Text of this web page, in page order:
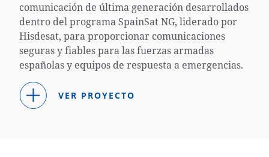
comunicación de última generación desarrollados
dentro del programa SpainSat NG, liderado por
Hisdesat, para proporcionar comunicaciones
seguras y fiables para las fuerzas armadas
españolas y equipos de respuesta a emergencias.
VER PROYECTO